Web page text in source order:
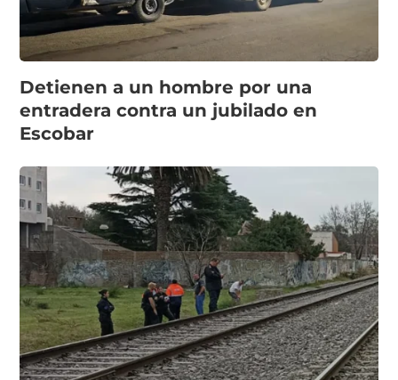
Detienen a un hombre por una
entradera contra un jubilado en
Escobar